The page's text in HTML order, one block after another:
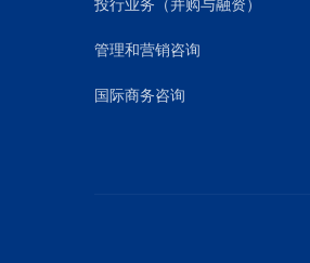
投行业务（并购与融资）
管理和营销咨询
国际商务咨询